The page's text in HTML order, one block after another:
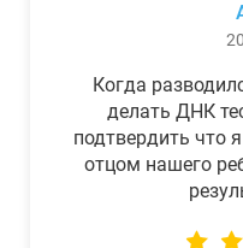
Когда
делать ДНК
подтвердить что
отцом нашего